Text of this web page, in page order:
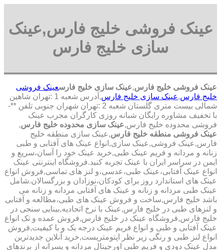
عینک فروشی خلیج فارس,عینک
سازی خلیج فارس
عینک فروشی خلیج فارس,عینک سازی خلیج فارسعینک فروشی
خلیج فارس,عینک سازی خلیج فارس
,آدرس شعبه 1 :تهران شاهین
شمالی بیست متری گلستان شعبه 2 :تهران شهران جنوبی تلفن **-
با تخفیف مشاوره رایگان شبانه روزی کارگران مجرب عینک
فروشی محدوده خلیج فارس,عینک سازی محدوده خلیج فارس,
عینک فروشی منطقه خلیج فارس,عینک سازی منطقه خلیج
فارس,عینک فروشی,عینک سازی,انواع عینک های آفتابی و طبی
زنانه و مردانه و فریم عینک طبی,خرید عینک خود را آسان،سریع و
ایمن در سراسر ایران با عینک تجربه کنید.فروشگاه اینترنتی عینک
انواع عینک آفتابی،عینک طبی،عدسی،و لنز های تماسی,فروش انواع
عینک های استاندارد روز برای کودکان،نوزادان و بزرگسالان.شامل
عینک طبی مردانه و زنانه و عینک های آفتابی مردانه و زنانه می
باشد خلیج فارس,ساخت و فروش عینک های طبی،مطالعه و آفتابی
و لنزهای طبی در خلیج فارس,عینک با نرخ اتحادیه,بینایی سنجی در
خلیج فارس,فروشگاه عینک در خلیج فارس,فروش عمده و تک انواع
عینک آفتابی و طبی و انواع فریم عینک درجه یک و با کیفیت,فروش
انواع لنز طبی و رنگی زیر نظر اپتومتریست,خرید آنلاین جدیدترین
مدل عینک دودی و فریم طبی اورجینال مردانه و پسرانه از برندهای